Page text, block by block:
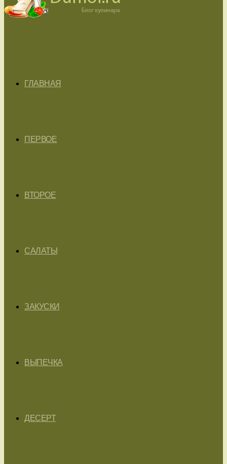
ГЛАВНАЯ
ПЕРВОЕ
ВТОРОЕ
САЛАТЫ
ЗАКУСКИ
ВЫПЕЧКА
ДЕСЕРТ